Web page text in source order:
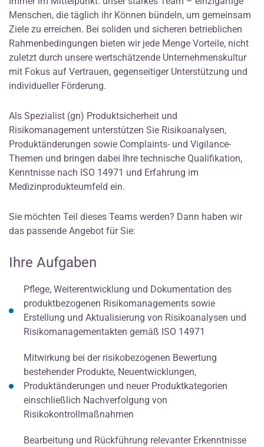
Menschen, die täglich ihr Können bündeln, um gemeinsam
Ziele zu erreichen. Bei soliden und sicheren betrieblichen
Rahmenbedingungen bieten wir jede Menge Vorteile, nicht
zuletzt durch unsere wertschätzende Unternehmenskultur
mit Fokus auf Vertrauen, gegenseitiger Unterstützung und
individueller Förderung.
Als Spezialist (gn) Produktsicherheit und
Risikomanagement unterstützen Sie Risikoanalysen,
Produktänderungen sowie Complaints- und Vigilance-
Themen und bringen dabei Ihre technische Qualifikation,
Kenntnisse nach ISO 14971 und Erfahrung im
Medizinprodukteumfeld ein.
Sie möchten Teil dieses Teams werden? Dann haben wir
das passende Angebot für Sie:
Ihre Aufgaben
Pflege, Weiterentwicklung und Dokumentation des
produktbezogenen Risikomanagements sowie
Erstellung und Aktualisierung von Risikoanalysen und
Risikomanagementakten gemäß ISO 14971
Mitwirkung bei der risikobezogenen Bewertung
bestehender Produkte, Neuentwicklungen,
Produktänderungen und neuer Produktkategorien
einschließlich Nachverfolgung von
Risikokontrollmaßnahmen
Bearbeitung und Rückführung relevanter Erkenntnisse